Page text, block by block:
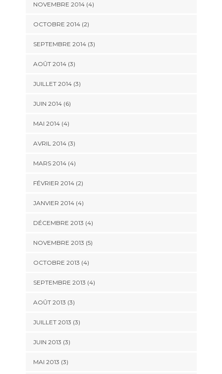
NOVEMBRE 2014(4)
OCTOBRE 2014(2)
SEPTEMBRE 2014(3)
AOÛT 2014(3)
JUILLET 2014(3)
JUIN 2014(6)
MAI 2014(4)
AVRIL 2014(3)
MARS 2014(4)
FÉVRIER 2014(2)
JANVIER 2014(4)
DÉCEMBRE 2013 (4)
NOVEMBRE 2013 (5)
OCTOBRE 2013 (4)
SEPTEMBRE 2013 (4)
AOÛT 2013 (3)
JUILLET 2013 (3)
JUIN 2013 (3)
MAI 2013 (3)